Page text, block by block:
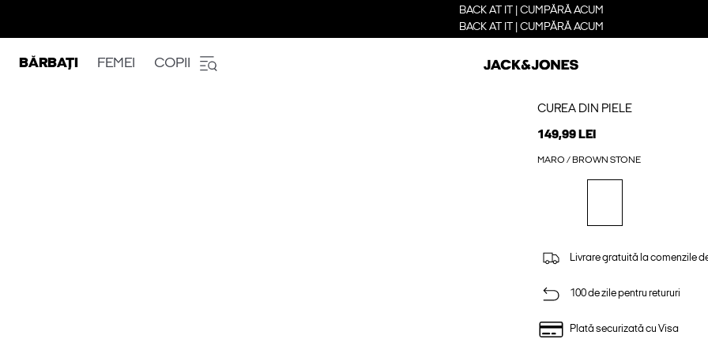
BACK AT IT | CUMPĂRĂ ACUM
BACK AT IT | CUMPĂRĂ ACUM
BĂRBAȚI FEMEI COPII
CUREA DIN PIELE
149,99 LEI
MARO / BROWN STONE
Livrare gratuită la comenzile
100 de zile pentru retururi
Plată securizată cu Visa